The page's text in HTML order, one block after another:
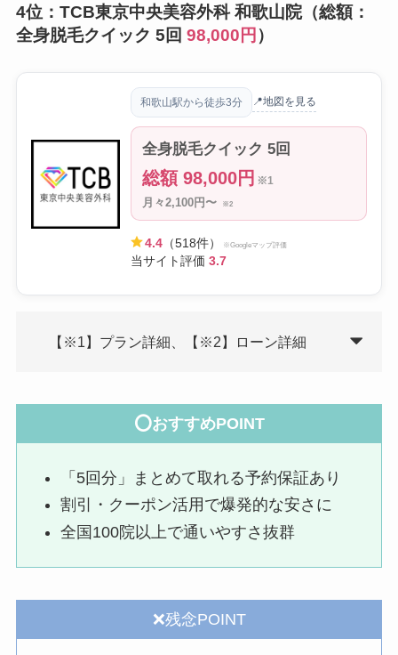
4位：TCB東京中央美容外科 和歌山院（総額：
全身脱毛クイック 5回 98,000円 ）
和歌山駅から徒歩3分 📍地図を見る
全身脱毛クイック 5回
総額 98,000円 ※1
月々2,100円〜 ※2
4.4（518件） ※Googleマップ評価
当サイト評価 3.7
【※1】プラン詳細、【※2】ローン詳細
⭕おすすめPOINT
「5回分」まとめて取れる予約保証あり
割引・クーポン活用で爆発的な安さに
全国100院以上で通いやすさ抜群
❌残念POINT